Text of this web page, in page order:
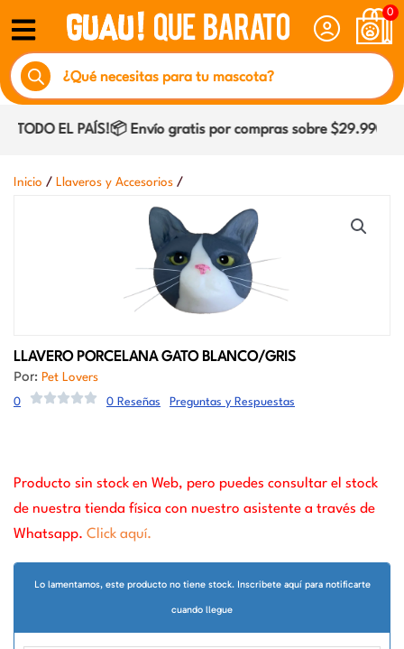
contenido
0
Búsqueda
de
productos
TODO EL PAÍS!📦 Envío gratis por compras sobre $29.990
Inicio / Llaveros y Accesorios /
LLAVERO PORCELANA GATO BLANCO/GRIS
Por: Pet Lovers
0 0 Reseñas Preguntas y Respuestas
Producto sin stock en Web, pero puedes consultar el stock
de nuestra tienda física con nuestro asistente a través de
Whatsapp. Click aquí.
Lo lamentamos, este producto no tiene stock. Inscribete aquí para notificarte
cuando llegue